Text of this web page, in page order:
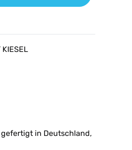
KIESEL
gefertigt in Deutschland,